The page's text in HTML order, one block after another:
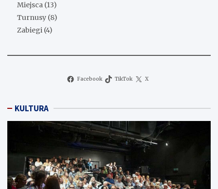
Miejsca (13)
Turnusy (8)
Zabiegi (4)
Facebook TikTok X
KULTURA